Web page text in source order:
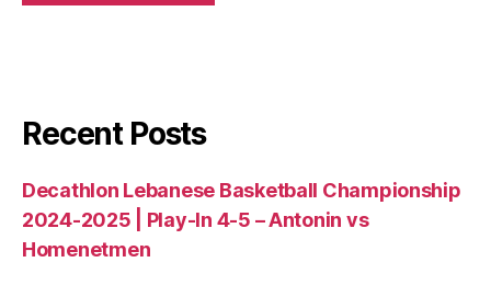
Recent Posts
Decathlon Lebanese Basketball Championship
2024-2025 | Play-In 4-5 – Antonin vs
Homenetmen